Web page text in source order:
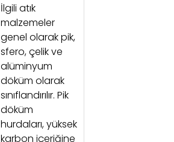
İlgili atık
malzemeler
genel olarak pik,
sfero, çelik ve
alüminyum
döküm olarak
sınıflandırılır. Pik
döküm
hurdaları, yüksek
karbon içeriğine